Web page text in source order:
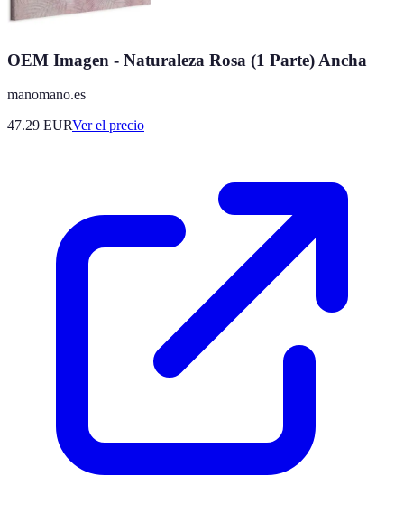
OEM Imagen - Naturaleza Rosa (1 Parte) Ancha
manomano.es
47.29 EURVer el precio